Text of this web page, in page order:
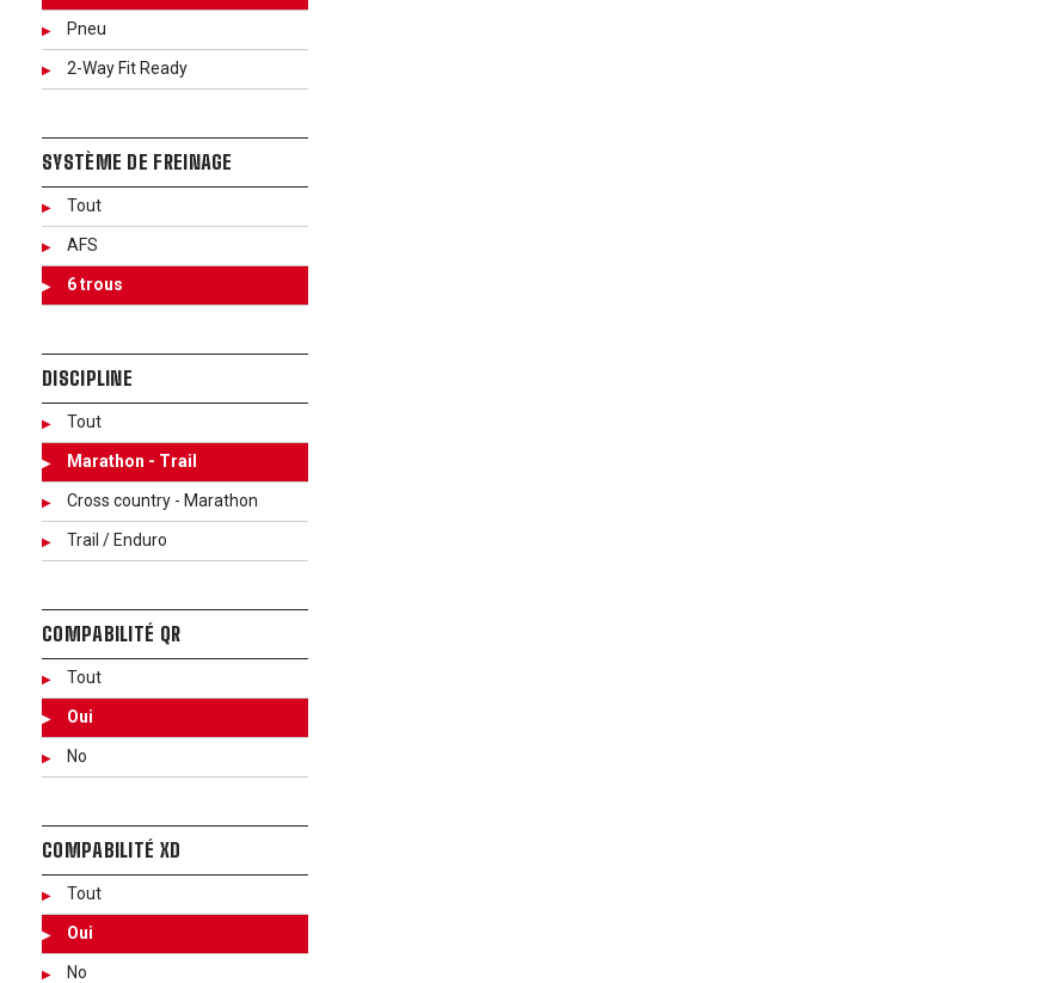
Pneu
2-Way Fit Ready
SYSTÈME DE FREINAGE
Tout
AFS
6 trous
DISCIPLINE
Tout
Marathon - Trail
Cross country - Marathon
Trail / Enduro
COMPABILITÉ QR
Tout
Oui
No
COMPABILITÉ XD
Tout
Oui
No